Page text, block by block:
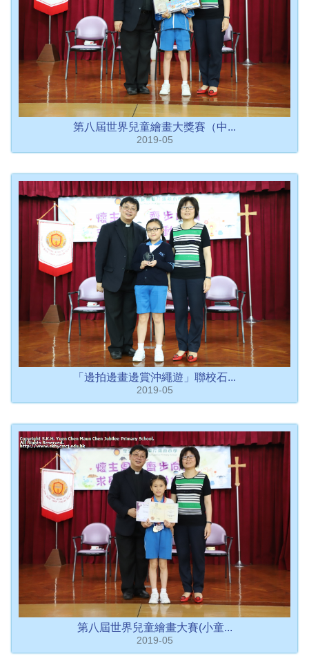
第八屆世界兒童繪畫大獎賽（中...
2019-05
「邊拍邊畫邊賞沖繩遊」聯校石...
2019-05
第八屆世界兒童繪畫大賽(小童...
2019-05